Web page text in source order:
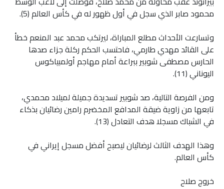
محمود صابر الذي سجل في أول ظهور له في كأس العالم (5).
وتسارعت الأحداث مطلع المباراة، ليرتكب محمد عبد المنعم خطأ
على القائد مهدي طارمي، فاحتسب الحكم ركلة جزاء صدها
الحارس مصطفى شوبير ببراعة أمام مهاجم أولمبياكوس
اليوناني (11).
ومن الفرصة التالية، صد شوبير تسديدة جميلة لميلاد محمدي،
تابعها من زاوية ضيقة المدافع المخضرم رامين رضائيان بذكاء
في الشباك مسجلا هدف التعادل (13).
وهذا الهدف الثالث لرضائيان ليصبح أفضل مسجل إيراني في
كأس العالم.
خروج صلاح